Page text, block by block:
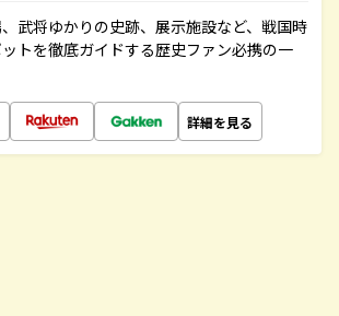
武将ゆかりの史跡、展示施設など、戦国時
トを徹底ガイドする歴史ファン必携の一
詳細を見る